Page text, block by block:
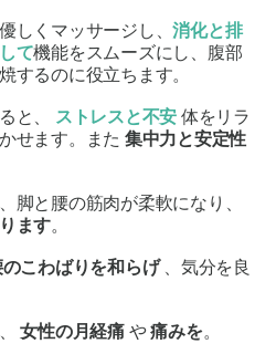
しくマッサージし、消化と排
て機能をスムーズにし、腹部
するのに役立ちます。
と、
ストレスと不安 体をリラ
せます。また 集中力と安定性
脚と腰の筋肉が柔軟になり、
ます。
のこわばりを和らげ、気分を良
女性の月経痛や痛みを。